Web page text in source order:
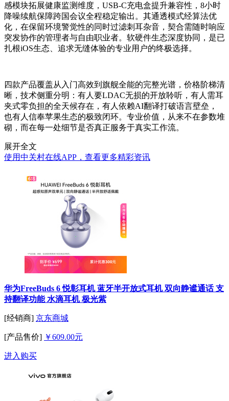
感模块拓展健康监测维度，USB-C充电盒提升兼容性，8小时
降噪续航保障跨国会议全程稳定输出。其通透模式经算法优
化，在保留环境警觉性的同时过滤刺耳杂音，契合需随时响应
突发协作的管理者与自由职业者。软硬件生态深度协同，是已
扎根iOS生态、追求无缝体验的专业用户的终极选择。
四款产品覆盖从入门高效到旗舰全能的完整光谱，价格阶梯清
晰，技术侧重分明：有人要LDAC无损的开放聆听，有人需耳
夹式零负担的全天候存在，有人依赖AI翻译打破语言壁垒，
也有人信奉苹果生态的极致闭环。专业价值，从来不在参数堆
砌，而在每一处细节是否真正服务于真实工作流。
展开全文
使用中关村在线APP，查看更多精彩资讯
华为FreeBuds 6 悦彰耳机 蓝牙半开放式耳机 双向静谧通话 支
持翻译功能 水滴耳机 极光紫
[经销商] 京东商城
[产品售价] ￥609.00元
进入购买